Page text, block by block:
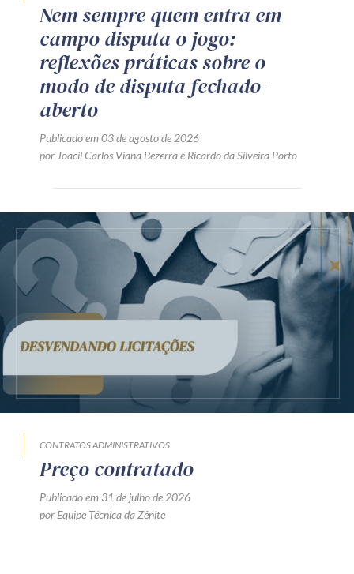
Nem sempre quem entra em
campo disputa o jogo:
reflexões práticas sobre o
modo de disputa fechado-
aberto
Publicado em 03 de agosto de 2026
por Joacil Carlos Viana Bezerrae Ricardo da Silveira Porto
CONTRATOS ADMINISTRATIVOS
Preço contratado
Publicado em 31 de julho de 2026
por Equipe Técnica da Zênite